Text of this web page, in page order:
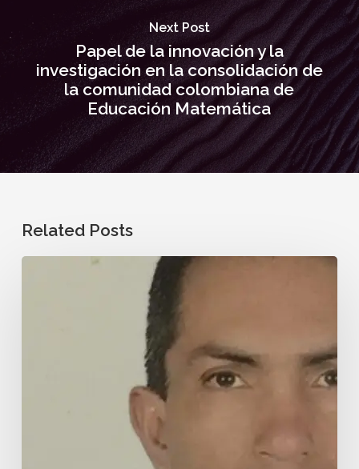
Next Post
Papel de la innovación y la
investigación en la consolidación de
la comunidad colombiana de
Educación Matemática
Related Posts